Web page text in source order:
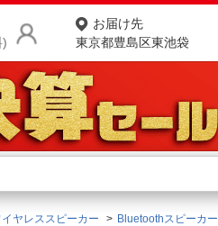
)
お届け先
東京都豊島区東池袋
商品をさがす
ランキングからさがす
ヤレススピーカー
Bluetoothスピーカー